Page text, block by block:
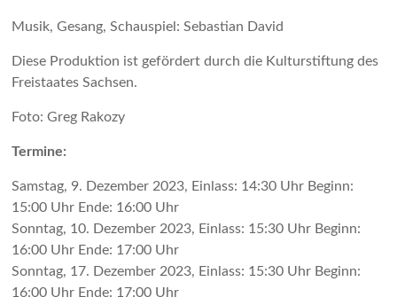
Musik, Gesang, Schauspiel: Sebastian David
Diese Produktion ist gefördert durch die Kulturstiftung des
Freistaates Sachsen.
Foto: Greg Rakozy
Termine:
Samstag, 9. Dezember 2023, Einlass: 14:30 Uhr Beginn:
15:00 Uhr Ende: 16:00 Uhr
Sonntag, 10. Dezember 2023, Einlass: 15:30 Uhr Beginn:
16:00 Uhr Ende: 17:00 Uhr
Sonntag, 17. Dezember 2023, Einlass: 15:30 Uhr Beginn:
16:00 Uhr Ende: 17:00 Uhr